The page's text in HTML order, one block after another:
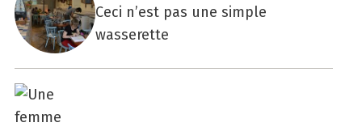
Ceci n’est pas une simple
wasserette